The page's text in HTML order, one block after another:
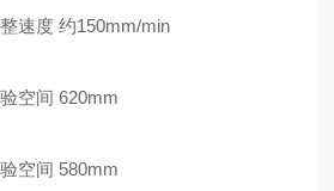
度 约150mm/min
空间 620mm
空间 580mm